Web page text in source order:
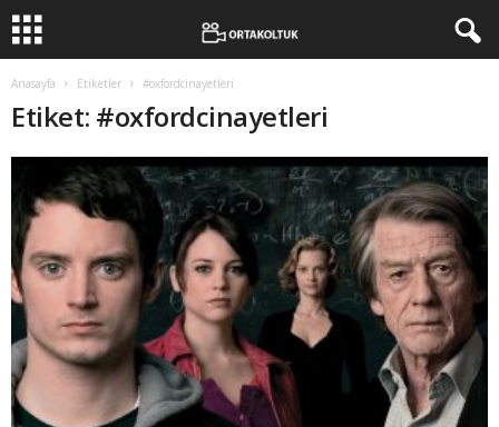
Anasayfa Etiketler #oxfordcinayetleri
Etiket: #oxfordcinayetleri